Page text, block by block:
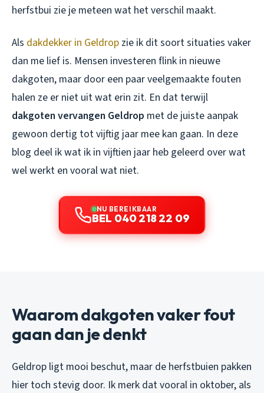
herfstbui zie je meteen wat het verschil maakt.
Als dakdekker in Geldrop zie ik dit soort situaties vaker
dan me lief is. Mensen investeren flink in nieuwe
dakgoten, maar door een paar veelgemaakte fouten
halen ze er niet uit wat erin zit. En dat terwijl
dakgoten vervangen Geldrop met de juiste aanpak
gewoon dertig tot vijftig jaar mee kan gaan. In deze
blog deel ik wat ik in vijftien jaar heb geleerd over wat
wel werkt en vooral wat niet.
NU BEREIKBAAR
BEL 040 218 22 09
Waarom dakgoten vaker fout
gaan dan je denkt
Geldrop ligt mooi beschut, maar de herfstbuien pakken
hier toch stevig door. Ik merk dat vooral in oktober, als